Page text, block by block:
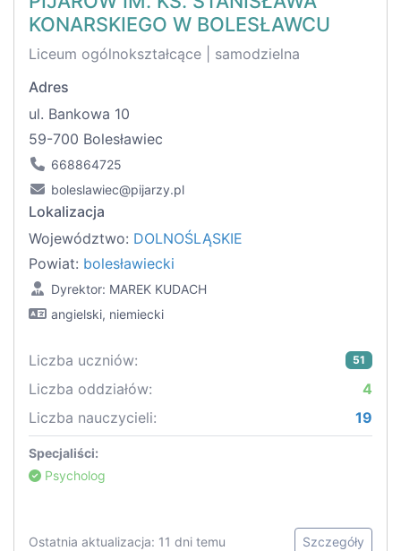
KONARSKIEGO W BOLESŁAWCU
Liceum ogólnokształcące | samodzielna
Adres
ul. Bankowa 10
59-700 Bolesławiec
668864725
boleslawiec@pijarzy.pl
Lokalizacja
Województwo: DOLNOŚLĄSKIE
Powiat: bolesławiecki
Dyrektor: MAREK KUDACH
angielski, niemiecki
Liczba uczniów: 51
Liczba oddziałów:
4
Liczba nauczycieli:
19
Specjaliści:
Psycholog
Ostatnia aktualizacja: 11 dni temu Szczegóły